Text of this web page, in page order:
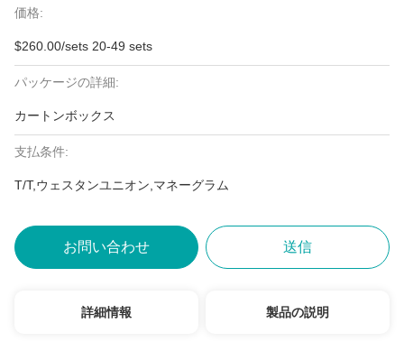
価格:
$260.00/sets 20-49 sets
パッケージの詳細:
カートンボックス
支払条件:
T/T,ウェスタンユニオン,マネーグラム
お問い合わせ 送信
詳細情報 製品の説明